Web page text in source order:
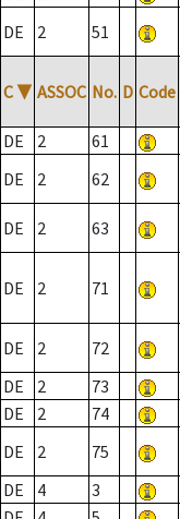
DE
2 51
C ▼ ASSOC No. D Code
DE
2 61
DE
2 62
DE 2 63
DE 2 71
DE 2 72
DE
2 73
DE
2 74
DE
2 75
DE
4 3